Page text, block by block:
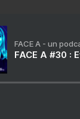
FACE A - un
FACE A #30 :